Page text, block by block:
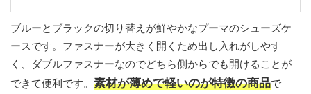
ブルーとブラックの切り替えが鮮やかなプーマのシューズケ
ースです。ファスナーが大きく開くため出し入れがしやす
く、ダブルファスナーなのでどちら側からでも開けることが
できて便利です。 素材が薄めで軽いのが特徴の商品で